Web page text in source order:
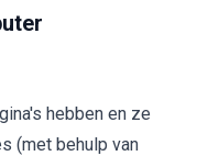
hebben en ze
(met behulp van